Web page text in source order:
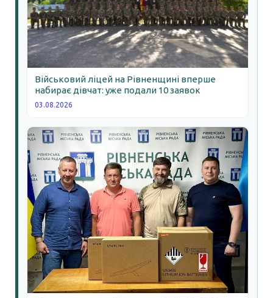
Військовий ліцей на Рівненщині вперше
набирає дівчат: уже подали 10 заявок
03.08.2026